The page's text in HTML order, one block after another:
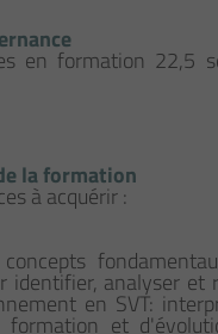
en formation 22,5
la formation
à acquérir :
identifier, analyser et
en SVT:
formation et